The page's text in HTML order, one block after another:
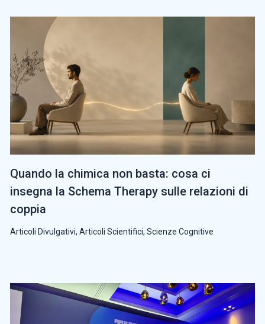
Quando la chimica non basta: cosa ci
insegna la Schema Therapy sulle relazioni di
coppia
Articoli Divulgativi, Articoli Scientifici, Scienze Cognitive